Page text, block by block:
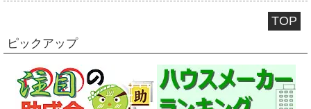
TOP
ピックアップ